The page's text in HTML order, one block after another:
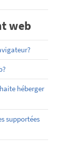
web
héberger
supportées